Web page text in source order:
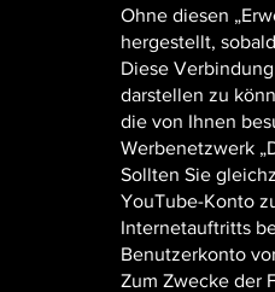
Ohne diesen
hergestellt,
Diese
darstellen zu
die von Ihnen
Werbenetzwerk
Sollten Sie
YouTube-Konto
Internetauftritts
Benutzerkonto
Zum Zwecke der